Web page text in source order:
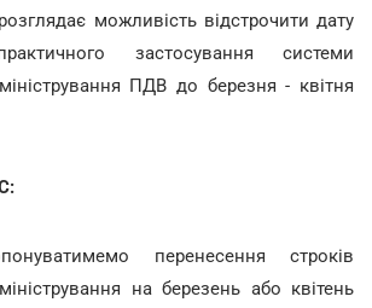
можливість відстрочити дату
застосування системи
ПДВ до березня - квітня
перенесення строків
на березень або квітень